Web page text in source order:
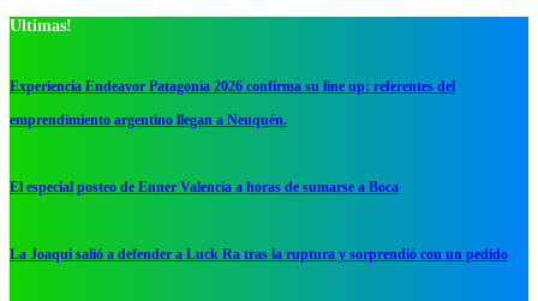
Ultimas!
Experiencia Endeavor Patagonia 2026 confirma su line up: referentes del
emprendimiento argentino llegan a Neuquén.
El especial posteo de Enner Valencia a horas de sumarse a Boca
La Joaqui salió a defender a Luck Ra tras la ruptura y sorprendió con un pedido